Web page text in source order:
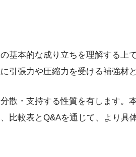
基本的な成り立ちを理解する上
張力や圧縮力を受ける補強材
散・支持する性質を有します。
較表とQ&Aを通じて、より具